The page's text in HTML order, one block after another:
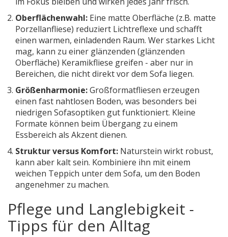
Oberflächenwahl: Eine matte Oberfläche (z.B. matte
Porzellanfliese) reduziert Lichtreflexe und schafft
einen warmen, einladenden Raum. Wer starkes Licht
mag, kann zu einer glänzenden (glänzenden
Oberfläche) Keramikfliese greifen - aber nur in
Bereichen, die nicht direkt vor dem Sofa liegen.
Größenharmonie:Großformatfliesen erzeugen
einen fast nahtlosen Boden, was besonders bei
niedrigen Sofasoptiken gut funktioniert. Kleine
Formate können beim Übergang zu einem
Essbereich als Akzent dienen.
Struktur versus Komfort: Naturstein wirkt robust,
kann aber kalt sein. Kombiniere ihn mit einem
weichen Teppich unter dem Sofa, um den Boden
angenehmer zu machen.
Pflege und Langlebigkeit -
Tipps für den Alltag